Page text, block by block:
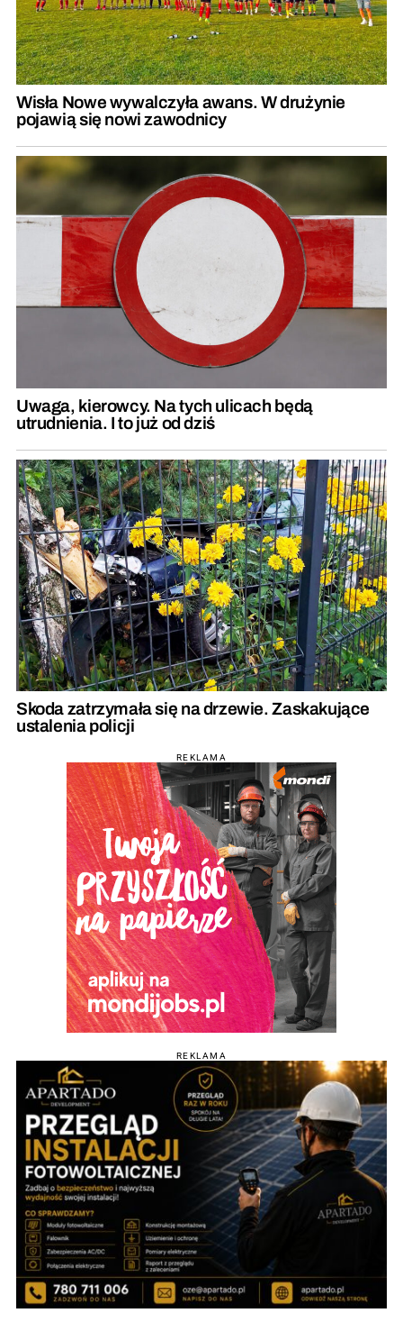
Wisła Nowe wywalczyła awans. W drużynie
pojawią się nowi zawodnicy
Uwaga, kierowcy. Na tych ulicach będą
utrudnienia. I to już od dziś
Skoda zatrzymała się na drzewie. Zaskakujące
ustalenia policji
REKLAMA
REKLAMA